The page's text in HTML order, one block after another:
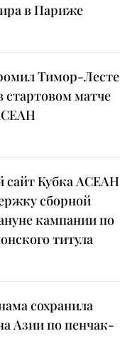
в Париже
Тимор-Лесте
стартовом матче
Кубка АСЕАН
сборной
кампании по
титула
сохранила
Азии по пенчак-